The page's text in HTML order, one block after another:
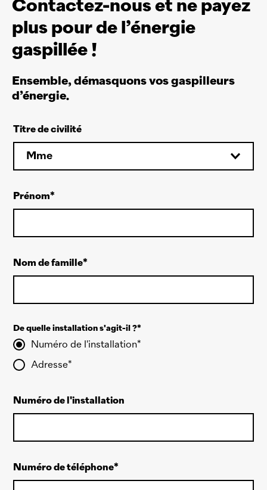
Contactez-nous et ne payez
plus pour de l’énergie
gaspillée !
Ensemble, démasquons vos gaspilleurs
d’énergie.
Titre de civilité
Mme
Prénom
Nom de famille
De quelle installation s'agit-il ?
Numéro de l'installation
Adresse
Numéro de l'installation
Numéro de téléphone